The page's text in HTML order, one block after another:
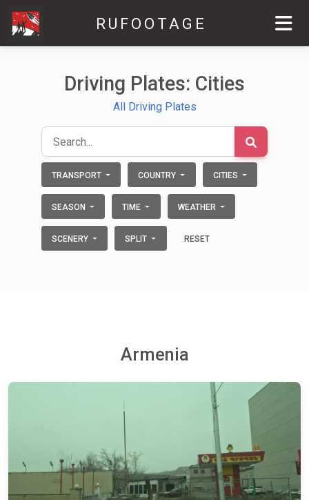
RUFOOTAGE
Driving Plates: Cities
All Driving Plates
TRANSPORT COUNTRY CITIES
SEASON TIME WEATHER
SCENERY SPLIT RESET
Armenia